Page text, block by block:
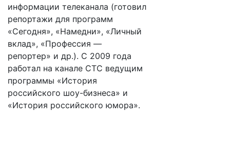
информации телеканала (готовил
репортажи для программ
«Сегодня», «Намедни», «Личный
вклад», «Профессия —
репортер» и др.). С 2009 года
работал на канале СТС ведущим
программы «История
российского шоу-бизнеса» и
«История российского юмора».